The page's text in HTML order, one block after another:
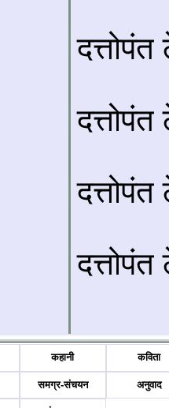
कहानी कविता
समग्र-संचयन अनुवाद